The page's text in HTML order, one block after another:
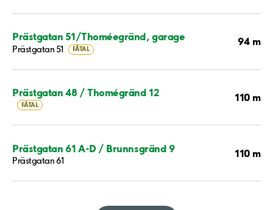
Prästgatan 51/Thoméegränd, garage
Prästgatan 51 FÅTAL
94 m
Prästgatan 48 / Thomégränd 12
FÅTAL
110 m
Prästgatan 61 A-D / Brunnsgränd 9
Prästgatan 61
110 m